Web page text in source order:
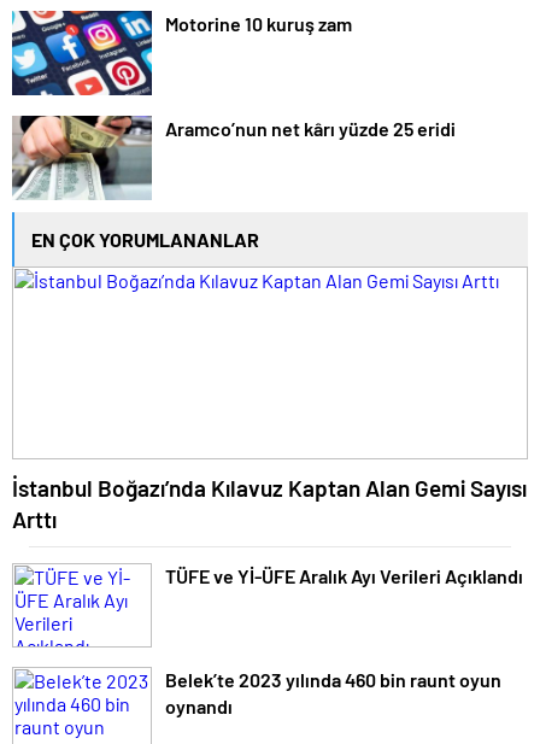
Motorine 10 kuruş zam
Aramco’nun net kârı yüzde 25 eridi
EN ÇOK YORUMLANANLAR
İstanbul Boğazı’nda Kılavuz Kaptan Alan Gemi Sayısı
Arttı
TÜFE ve Yİ-ÜFE Aralık Ayı Verileri Açıklandı
Belek’te 2023 yılında 460 bin raunt oyun
oynandı